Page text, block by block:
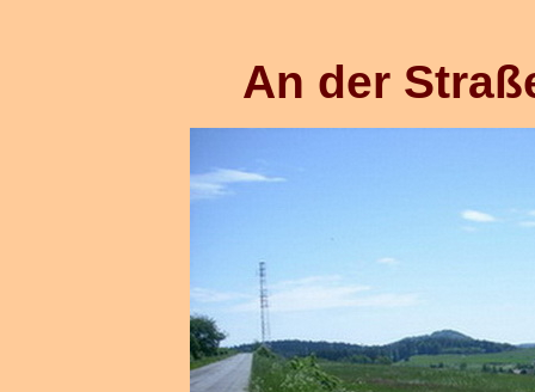
An der